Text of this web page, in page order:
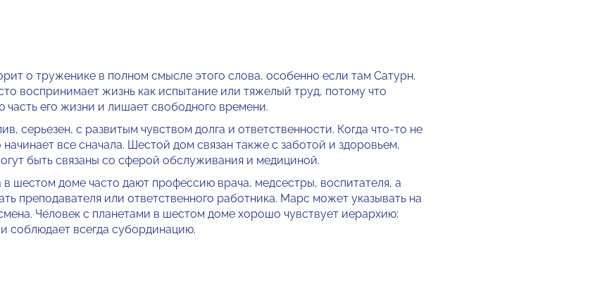
о труженике в полном смысле этого слова, особенно если там Сатурн.
восприни­мает жизнь как испытание или тяжелый труд, потому что
его жизни и ли­шает свободного времени.
серьезен, с раз­витым чувством долга и ответствен­ности. Когда что-то не
начинает все сначала. Шестой дом связан также с заботой и здоровьем,
быть связаны со сферой обслу­живания и медициной.
шестом доме часто дают профессию врача, медсестры, воспитателя, а
преподавателя или ответ­ственного работника. Марс может указывать на
Человек с планетами в шестом доме хорошо чувствует иерархию:
соблюдает всегда субордина­цию.